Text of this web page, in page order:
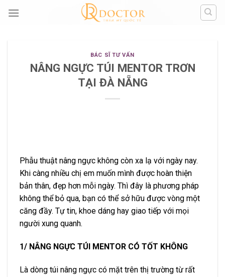
BÁC SĨ TƯ VẤN
NÂNG NGỰC TÚI MENTOR TRƠN
TẠI ĐÀ NẴNG
Phẫu thuật nâng ngực không còn xa lạ với ngày nay.
Khi càng nhiều chị em muốn mình được hoàn thiện
bản thân, đẹp hơn mỗi ngày. Thì đây là phương pháp
không thể bỏ qua, bạn có thể sở hữu được vòng một
căng đầy. Tự tin, khoe dáng hay giao tiếp với mọi
người xung quanh.
1/ NÂNG NGỰC TÚI MENTOR CÓ TỐT KHÔNG
Là dòng túi nâng ngực có mặt trên thị trường từ rất